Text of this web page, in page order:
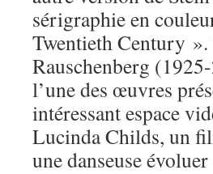
sérigraphie en
Twentieth Century
Rauschenberg
l’une des œuvres
intéressant espace
Lucinda Childs, un
une danseuse